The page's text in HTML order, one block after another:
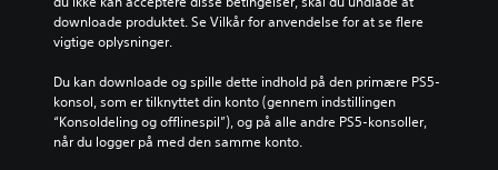
downloade produktet. Se Vilkår for anvendelse for at se flere
vigtige oplysninger.
Du kan downloade og spille dette indhold på den primære PS5-
konsol, som er tilknyttet din konto (gennem indstillingen
“Konsoldeling og offlinespil”), og på alle andre PS5-konsoller,
når du logger på med den samme konto.